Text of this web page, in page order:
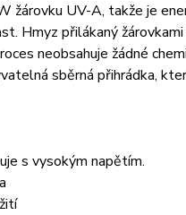
žárovku UV-A, takže je
Hmyz přilákaný
neobsahuje žádné
sběrná přihrádka,
s vysokým napětím.